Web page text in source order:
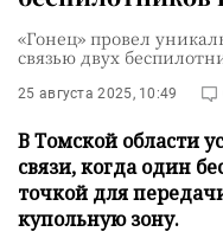
«Гонец» провел
связью двух
25 августа 2025, 10:49
В Томской области
связи, когда один
точкой для
купольную зону.